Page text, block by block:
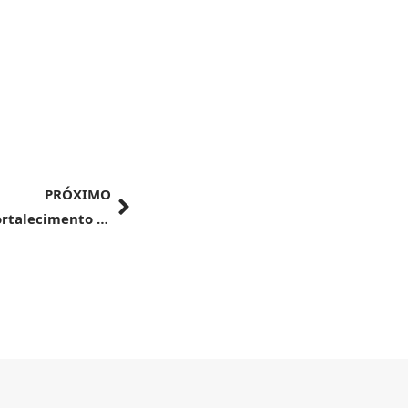
PRÓXIMO
Compromisso com o controle sanitário e fortalecimento das relações garantem oportunidade para o agro brasileiro, diz Fávaro